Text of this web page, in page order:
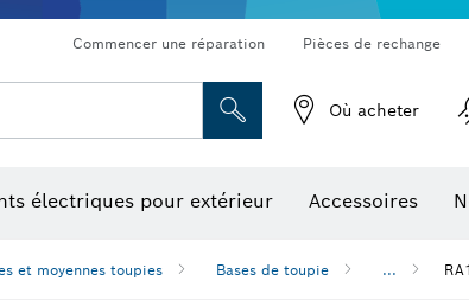
Commencer une réparation Pièces de rechange
Où acheter
électriques pour extérieur Accessoires
et moyennes toupies Bases de toupie ...